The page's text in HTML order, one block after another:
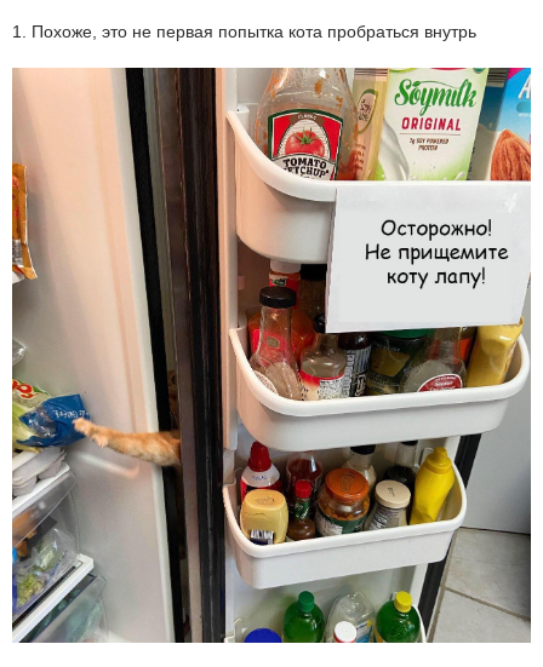
1. Похоже, это не первая попытка кота пробраться внутрь